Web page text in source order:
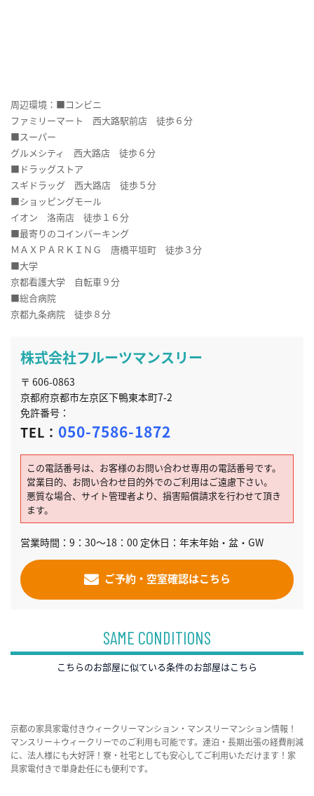
周辺環境：■コンビニ
ファミリーマート 西大路駅前店 徒歩６分
■スーパー
グルメシティ 西大路店 徒歩６分
■ドラッグストア
スギドラッグ 西大路店 徒歩５分
■ショッピングモール
イオン 洛南店 徒歩１６分
■最寄りのコインパーキング
ＭＡＸＰＡＲＫＩＮＧ 唐橋平垣町 徒歩３分
■大学
京都看護大学 自転車９分
■総合病院
京都九条病院 徒歩８分
株式会社フルーツマンスリー
〒 606-0863
京都府京都市左京区下鴨東本町7-2
免許番号：
TEL： 050-7586-1872
この電話番号は、お客様のお問い合わせ専用の電話番号です。
営業目的、お問い合わせ目的外でのご利用はご遠慮下さい。
悪質な場合、サイト管理者より、損害賠償請求を行わせて頂き
ます。
営業時間：9：30～18：00 定休日：年末年始・盆・GW
ご予約・空室確認はこちら
SAME CONDITIONS
こちらのお部屋に似ている条件のお部屋はこちら
京都の家具家電付きウィークリーマンション・マンスリーマンション情報！
マンスリー＋ウィークリーでのご利用も可能です。連泊・長期出張の経費削減
に、法人様にも大好評！寮・社宅としても安心してご利用いただけます！家
具家電付きで単身赴任にも便利です。